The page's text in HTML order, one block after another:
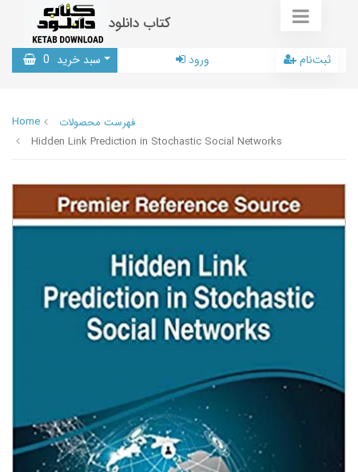
کتاب دانلود
سبد خرید 0 ورود ثبت‌نام
Home
فهرست محصولات
Hidden Link Prediction in Stochastic Social Networks